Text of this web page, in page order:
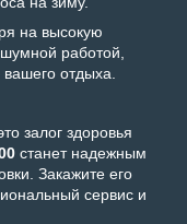
на высокую
работой,
отдыха.
залог здоровья
станет надежным
Закажите его
сервис и